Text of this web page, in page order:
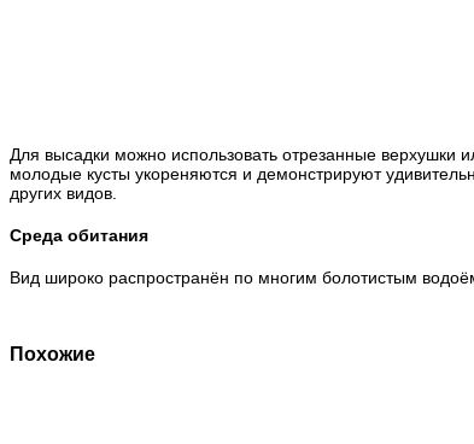
Для высадки можно использовать отрезанные
молодые кусты укореняются и демонстрируют
других видов.
Среда обитания
Вид широко распространён по многим болотистым
Похожие